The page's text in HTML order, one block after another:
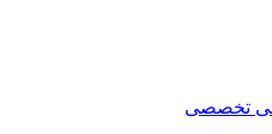
تخصصی